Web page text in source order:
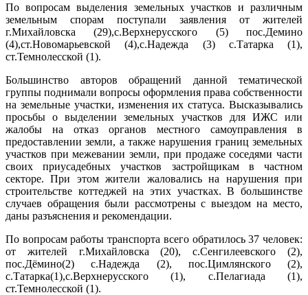
По вопросам выделения земельных участков и различным
земельным спорам поступали заявления от жителей
г.Михайловска (29),с.Верхнерусского (5) пос.Демино
(4),ст.Новомарьевской (4),с.Надежда (3) с.Татарка (1),
ст.Темнолесской (1).
Большинство авторов обращений данной тематической
группы поднимали вопросы оформления права собственности
на земельные участки, изменения их статуса. Высказывались
просьбы о выделении земельных участков для ИЖС или
жалобы на отказ органов местного самоуправления в
предоставлении земли, а также нарушения границ земельных
участков при межевании земли, при продаже соседями части
своих приусадебных участков застройщикам в частном
секторе. При этом жители жаловались на нарушения при
строительстве коттеджей на этих участках. В большинстве
случаев обращения были рассмотрены с выездом на место,
даны разъяснения и рекомендации.
По вопросам работы транспорта всего обратилось 37 человек:
от жителей г.Михайловска (20), с.Сенгилеевского (2),
пос.Дёмино(2) с.Надежда (2), пос.Цимлянского (2),
с.Татарка(1),с.Верхнерусского (1), с.Пелагиада (1),
ст.Темнолесской (1).